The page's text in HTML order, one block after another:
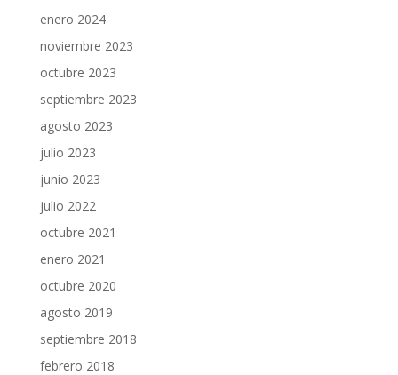
enero 2024
noviembre 2023
octubre 2023
septiembre 2023
agosto 2023
julio 2023
junio 2023
julio 2022
octubre 2021
enero 2021
octubre 2020
agosto 2019
septiembre 2018
febrero 2018